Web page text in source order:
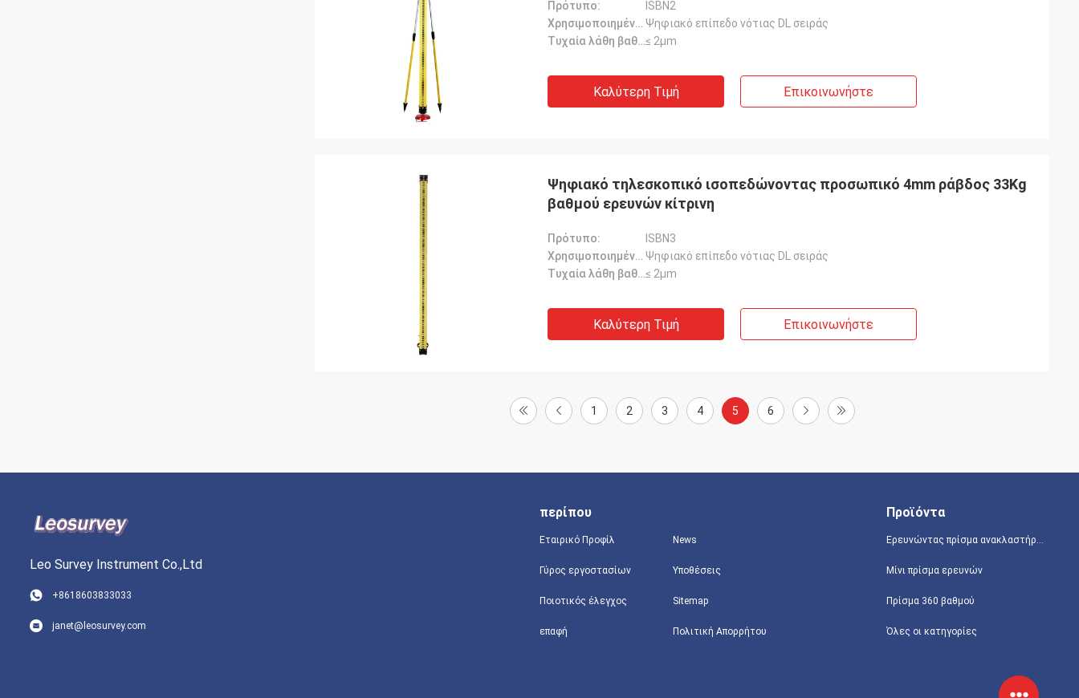
Πρότυπο:
ISBN2
Χρησιμοποιημένος για: Ψηφιακό επίπεδο νότιας DL σειράς
Τυχαία λάθη βαθμολόγησης::≤ 2μm
Καλύτερη Τιμή Επικοινωνήστε
Ψηφιακό τηλεσκοπικό ισοπεδώνοντας προσωπικό 4mm ράβδος 33Kg
βαθμού ερευνών κίτρινη
Πρότυπο:
ISBN3
Χρησιμοποιημένος για: Ψηφιακό επίπεδο νότιας DL σειράς
Τυχαία λάθη βαθμολόγησης::≤ 2μm
Καλύτερη Τιμή Επικοινωνήστε
1 2 3 4 5 6
Leo Survey Instrument Co.,Ltd
+8618603833033
janet@leosurvey.com
περίπου
Εταιρικό Προφίλ
Γύρος εργοστασίων
Ποιοτικός έλεγχος
επαφή
News
Υποθέσεις
Sitemap
Πολιτική Απορρήτου
Προϊόντα
Ερευνώντας πρίσμα ανακλαστήρων
Μίνι πρίσμα ερευνών
Πρίσμα 360 βαθμού
Όλες οι κατηγορίες